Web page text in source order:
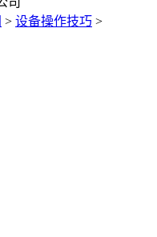
> 设备操作技巧 >